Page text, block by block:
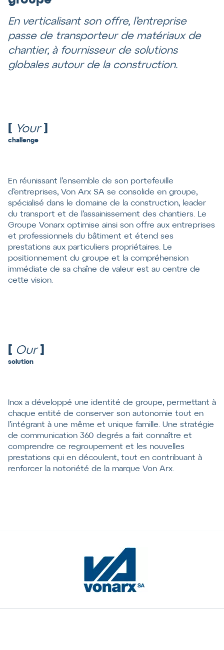
En verticalisant son offre, l’entreprise
passe de transporteur de matériaux de
chantier, à fournisseur de solutions
globales autour de la construction.
[ Your]
challenge
En réunissant l’ensemble de son portefeuille
d’entreprises, Von Arx SA se consolide en groupe,
spécialisé dans le domaine de la construction, leader
du transport et de l’assainissement des chantiers. Le
Groupe Vonarx optimise ainsi son offre aux entreprises
et professionnels du bâtiment et étend ses
prestations aux particuliers propriétaires. Le
positionnement du groupe et la compréhension
immédiate de sa chaîne de valeur est au centre de
cette vision.
[ Our]
solution
Inox a développé une identité de groupe, permettant à
chaque entité de conserver son autonomie tout en
l’intégrant à une même et unique famille. Une stratégie
de communication 360 degrés a fait connaître et
comprendre ce regroupement et les nouvelles
prestations qui en découlent, tout en contribuant à
renforcer la notoriété de la marque Von Arx.